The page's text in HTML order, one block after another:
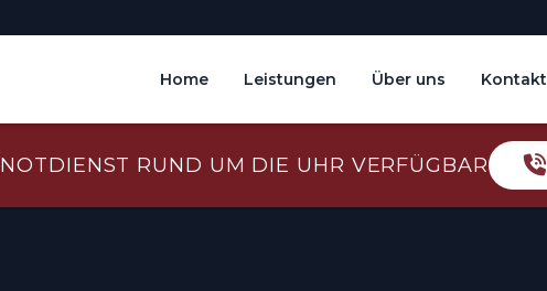
Home Leistungen Über uns Kontakt
NOTDIENST RUND UM DIE UHR VERFÜGBAR